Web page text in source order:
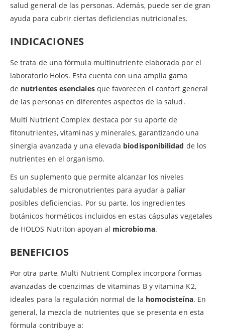
salud general de las personas. Además, puede ser de gran
ayuda para cubrir ciertas deficiencias nutricionales.
INDICACIONES
Se trata de una fórmula multinutriente elaborada por el
laboratorio Holos. Esta cuenta con una amplia gama
de nutrientes esencialesque favorecen el confort general
de las personas en diferentes aspectos de la salud.
Multi Nutrient Complex destaca por su aporte de
fitonutrientes, vitaminas y minerales, garantizando una
sinergia avanzada y una elevada biodisponibilidad de los
nutrientes en el organismo.
Es un suplemento que permite alcanzar los niveles
saludables de micronutrientes para ayudar a paliar
posibles deficiencias. Por su parte, los ingredientes
botánicos horméticos incluidos en estas cápsulas vegetales
de HOLOS Nutriton apoyan al microbioma.
BENEFICIOS
Por otra parte, Multi Nutrient Complex incorpora formas
avanzadas de coenzimas de vitaminas B y vitamina K2,
ideales para la regulación normal de la homocisteína. En
general, la mezcla de nutrientes que se presenta en esta
fórmula contribuye a: